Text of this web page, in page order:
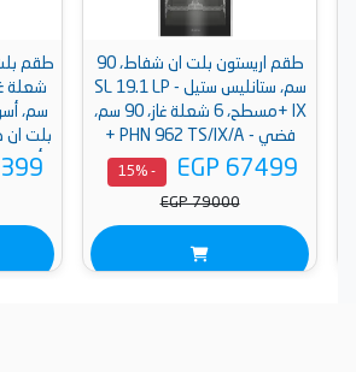
طقم اريستون بلت ان شفاط، 90
سم، ستانليس ستيل - SL 19.1 LP
IX +مسطح، 6 شعلة غاز، 90 سم،
فضي - PHN 962 TS/IX/A +
فرن، 96 لتر ، ستانلس ستيل -
AROG 9R2F3NG XNA
EGP 67499
EGP 79000